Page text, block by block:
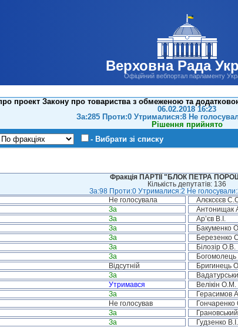
Верховна Рада
Офіційний вебпортал парламенту
проект Закону про товариства з обмеженою та
06.02.2018 16:23
За:285 Проти:0 Утрималися:8 Не
Рішення прийнято
- Вибрати зі списку
Фракція ПАРТІЇ "БЛОК ПЕТРА
Кількість депутатів: 136
За:98 Проти:0 Утрималися:2 Не
Не голосувала Алєксєєв
За Антонищак
За Ар’єв В.І.
За Бакуменко
За Березенко
За Білозір О.В.
За
Відсутній Бригинець
За
Утримався Велікін О.М.
За Герасимов
Не голосував
За
За Гудзенко В.І.